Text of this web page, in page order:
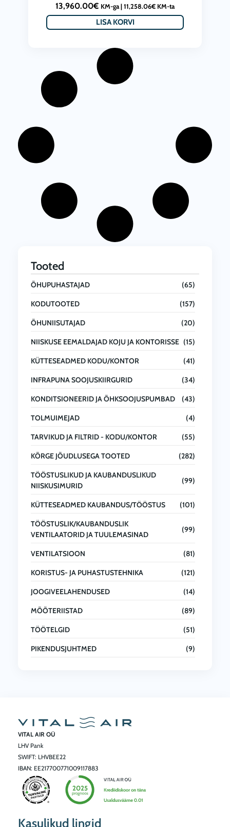
13,960.00€ KM-ga | 11,258.06€ KM-ta
LISA KORVI
Tooted
ÕHUPUHASTAJAD (65)
KODUTOOTED (157)
ÕHUNIISUTAJAD (20)
NIISKUSE EEMALDAJAD KOJU JA KONTORISSE (15)
KÜTTESEADMED KODU/KONTOR (41)
INFRAPUNA SOOJUSKIIRGURID (34)
KONDITSIONEERID JA ÕHKSOOJUSPUMBAD (43)
TOLMUIMEJAD (4)
TARVIKUD JA FILTRID - KODU/KONTOR (55)
KÕRGE JÕUDLUSEGA TOOTED (282)
TÖÖSTUSLIKUD JA KAUBANDUSLIKUD
NIISKUSIMURID
(99)
KÜTTESEADMED KAUBANDUS/TÖÖSTUS (101)
TÖÖSTUSLIK/KAUBANDUSLIK
VENTILAATORID JA TUULEMASINAD
(99)
VENTILATSIOON (81)
KORISTUS- JA PUHASTUSTEHNIKA (121)
JOOGIVEELAHENDUSED (14)
MÕÕTERIISTAD (89)
TÖÖTELGID (51)
PIKENDUSJUHTMED (9)
VITAL AIR OÜ
LHV Pank
SWIFT: LHVBEE22
IBAN: EE217700771009117883
Kasulikud lingid